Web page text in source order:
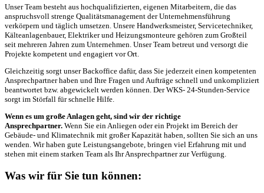
Unser Team besteht aus hochqualifizierten, eigenen Mitarbeitern, die das
anspruchsvoll strenge Qualitätsmanagement der Unternehmensführung
verkörpern und täglich umsetzen. Unsere Handwerksmeister, Servicetechniker,
Kälteanlagenbauer, Elektriker und Heizungsmonteure gehören zum Großteil
seit mehreren Jahren zum Unternehmen. Unser Team betreut und versorgt die
Projekte kompetent und engagiert vor Ort.
Gleichzeitig sorgt unser Backoffice dafür, dass Sie jederzeit einen kompetenten
Ansprechpartner haben und Ihre Fragen und Aufträge schnell und unkompliziert
beantwortet bzw. abgewickelt werden können. Der WKS- 24-Stunden-Service
sorgt im Störfall für schnelle Hilfe.
Wenn es um große Anlagen geht, sind wir der richtige
Ansprechpartner. Wenn Sie ein Anliegen oder ein Projekt im Bereich der
Gebäude- und Klimatechnik mit großer Kapazität haben, sollten Sie sich an uns
wenden. Wir haben gute Leistungsangebote, bringen viel Erfahrung mit und
stehen mit einem starken Team als Ihr Ansprechpartner zur Verfügung.
Was wir für Sie tun können: